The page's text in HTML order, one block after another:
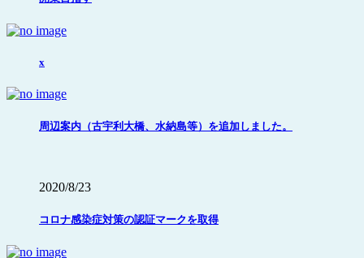
x
周辺案内（古宇利大橋、水納島等）を追加しました。
2020/8/23
コロナ感染症対策の認証マークを取得